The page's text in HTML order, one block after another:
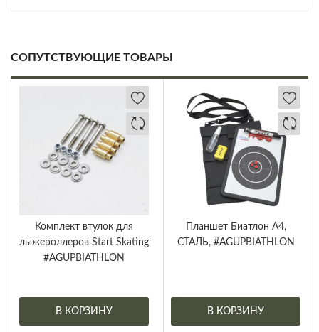
СОПУТСТВУЮЩИЕ ТОВАРЫ
Комплект втулок для
лыжероллеров Start Skating
#AGUPBIATHLON
В КОРЗИНУ
Планшет Биатлон А4,
СТАЛЬ, #AGUPBIATHLON
В КОРЗИНУ